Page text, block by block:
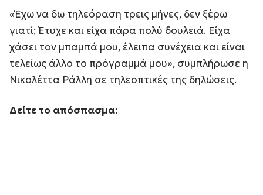
«Έχω να δω τηλεόραση τρεις μήνες, δεν ξέρω
γιατί; Έτυχε και είχα πάρα πολύ δουλειά. Είχα
χάσει τον μπαμπά μου, έλειπα συνέχεια και είναι
τελείως άλλο το πρόγραμμά μου», συμπλήρωσε η
Νικολέττα Ράλλη σε τηλεοπτικές της δηλώσεις.
Δείτε το απόσπασμα: